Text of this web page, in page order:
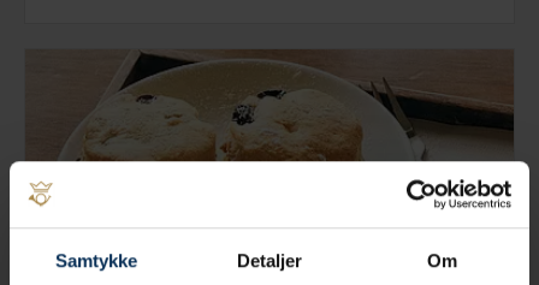
Samtykke Detaljer Om